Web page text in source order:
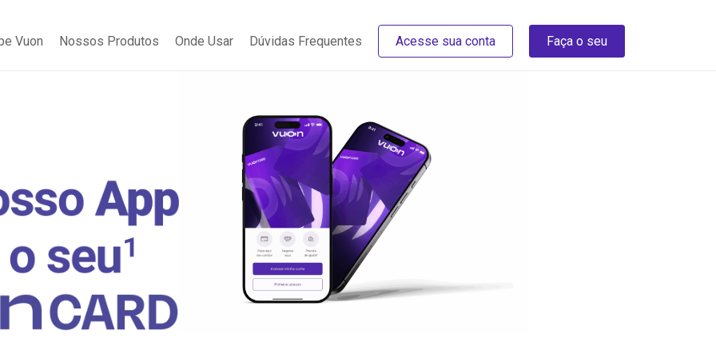
Vuon Nossos Produtos Onde Usar Dúvidas Frequentes Acesse sua conta Faça o seu